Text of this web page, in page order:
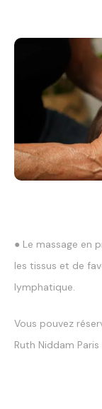
● Le massage en
les tissus et de
lymphatique.
Vous pouvez
Ruth Niddam Paris